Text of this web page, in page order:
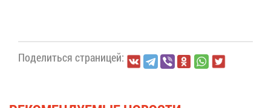
По­де­лить­ся стра­ни­цей: